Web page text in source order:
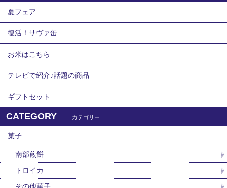
夏フェア
復活！サヴァ缶
お米はこちら
テレビで紹介♪話題の商品
ギフトセット
CATEGORY カテゴリー
菓子
南部煎餅
トロイカ